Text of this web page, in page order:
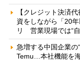
【クレジット決済
資をしながら「20
リ 営業現場では“
急増する中国企業の
Temu…本社機能を